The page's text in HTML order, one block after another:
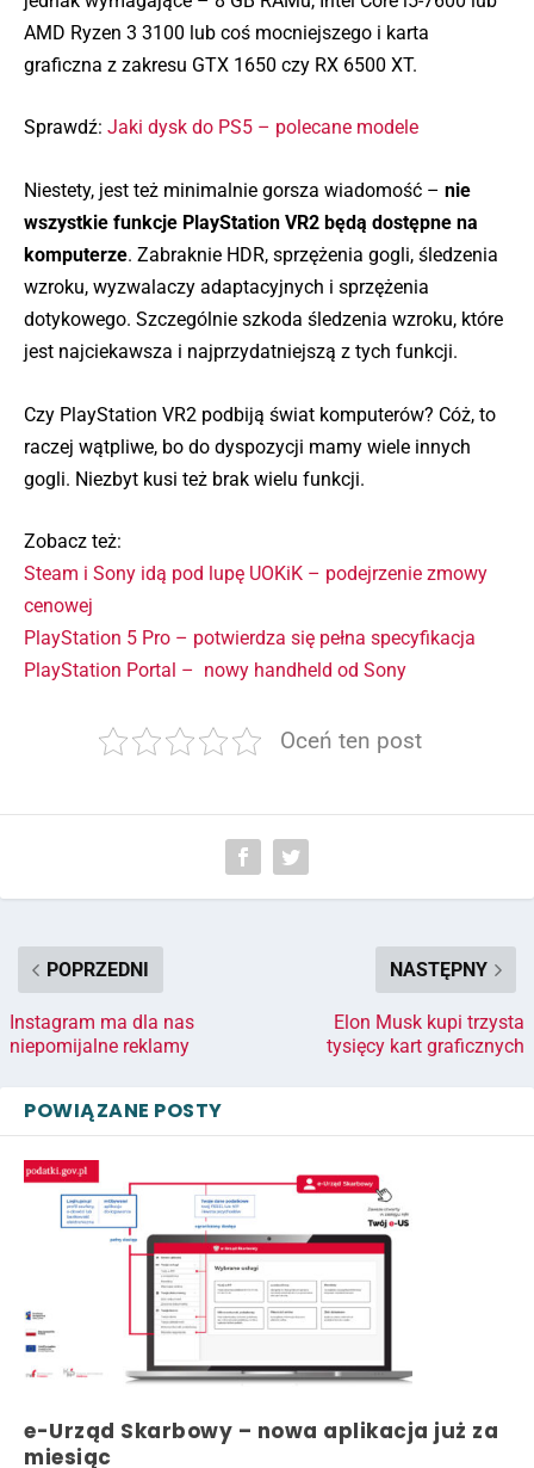
AMD Ryzen 3 3100 lub coś mocniejszego i karta
graficzna z zakresu GTX 1650 czy RX 6500 XT.
Sprawdź: Jaki dysk do PS5 – polecane modele
Niestety, jest też minimalnie gorsza wiadomość – nie
wszystkie funkcje PlayStation VR2 będą dostępne na
komputerze. Zabraknie HDR, sprzężenia gogli, śledzenia
wzroku, wyzwalaczy adaptacyjnych i sprzężenia
dotykowego. Szczególnie szkoda śledzenia wzroku, które
jest najciekawsza i najprzydatniejszą z tych funkcji.
Czy PlayStation VR2 podbiją świat komputerów? Cóż, to
raczej wątpliwe, bo do dyspozycji mamy wiele innych
gogli. Niezbyt kusi też brak wielu funkcji.
Zobacz też:
Steam i Sony idą pod lupę UOKiK – podejrzenie zmowy
cenowej
PlayStation 5 Pro – potwierdza się pełna specyfikacja
PlayStation Portal – nowy handheld od Sony
Oceń ten post
POPRZEDNI
Instagram ma dla nas
niepomijalne reklamy
NASTĘPNY
Elon Musk kupi trzysta
tysięcy kart graficznych
POWIĄZANE POSTY
e-Urząd Skarbowy – nowa aplikacja już za
miesiąc